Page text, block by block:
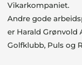
Vikarkompaniet.
Andre gode
er Harald Grønvold
Golfklubb, Puls og